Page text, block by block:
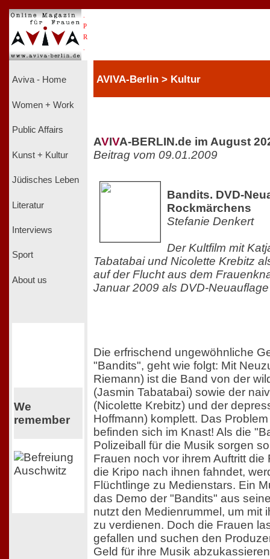
P
R
Aviva - Home
Women + Work
Public Affairs
Kunst + Kultur
Jüdisches Leben
Literatur
Interviews
Sport
About us
We
remember
AVIVA-Berlin > Kultur
AVIVA-BERLIN.de im August
Beitrag vom 09.01.2009
Bandits. DVD-
Rockmärchens
Stefanie Denkert
Der Kultfilm mit
Tabatabai und Nicolette Krebitz
auf der Flucht aus dem
Januar 2009 als DVD-
Die erfrischend ungewöhnliche
"Bandits", geht wie folgt: Mit
Riemann) ist die Band von der
(Jasmin Tabatabai) sowie der
(Nicolette Krebitz) und der
Hoffmann) komplett. Das
befinden sich im Knast! Als die
Polizeiball für die Musik sorgen
Frauen noch vor ihrem Auftritt
die Kripo nach ihnen fahndet,
Flüchtlinge zu Medienstars. Ein
das Demo der "Bandits" aus
nutzt den Medienrummel, um mit
zu verdienen. Doch die Frauen
gefallen und suchen den
Geld für ihre Musik